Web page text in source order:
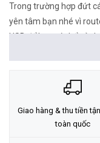
Trong trường hợp đứt
yên tâm bạn nhé vì
USB để bạn có thể sử
cho việc truyền tải
nâng cao hiệu suất.
Thông tin chi tiết
Giao hàng & thu tiền
toàn quốc